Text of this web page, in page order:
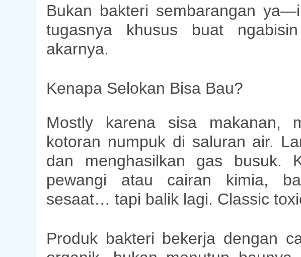
Bukan bakteri sembarangan
tugasnya khusus buat
akarnya.
Kenapa Selokan Bisa Bau?
Mostly karena sisa makanan,
kotoran numpuk di saluran air.
dan menghasilkan gas busuk.
pewangi atau cairan kimia,
sesaat… tapi balik lagi. Classic
Produk bakteri bekerja dengan